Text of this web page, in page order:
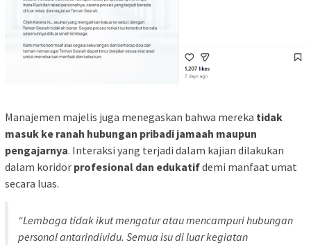
Manajemen majelis juga menegaskan bahwa mereka tidak
masuk ke ranah hubungan pribadi jamaah maupun
pengajarnya. Interaksi yang terjadi dalam kajian dilakukan
dalam koridor profesional dan edukatifdemi manfaat umat
secara luas.
“Lembaga tidak ikut mengatur atau mencampuri hubungan
personal antarindividu. Semua isu di luar kegiatan